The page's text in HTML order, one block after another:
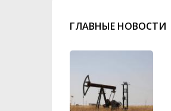
ГЛАВНЫЕ НОВОСТИ